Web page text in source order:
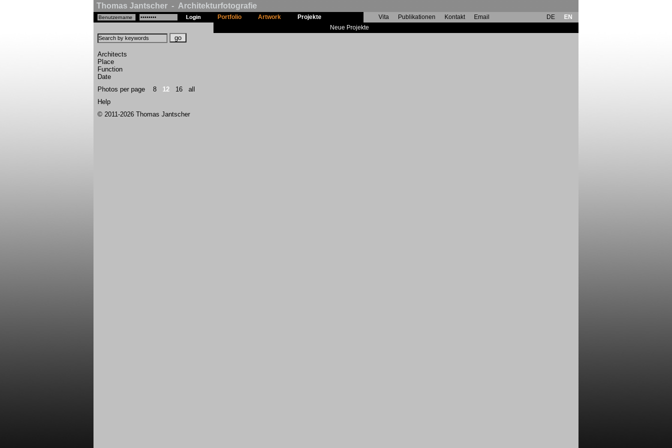
Thomas Jantscher - Architekturfotografie
Architects
Place
Function
Date
Photos per page 8 12 16
all
Help
© 2011-2026 Thomas Jantscher
Portfolio Artwork Projekte Vita Publikationen Kontakt Email DE
EN
Neue Projekte